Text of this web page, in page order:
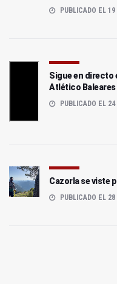
PUBLICADO EL
Sigue en directo
Atlético Baleares
PUBLICADO EL
Cazorla se viste
PUBLICADO EL